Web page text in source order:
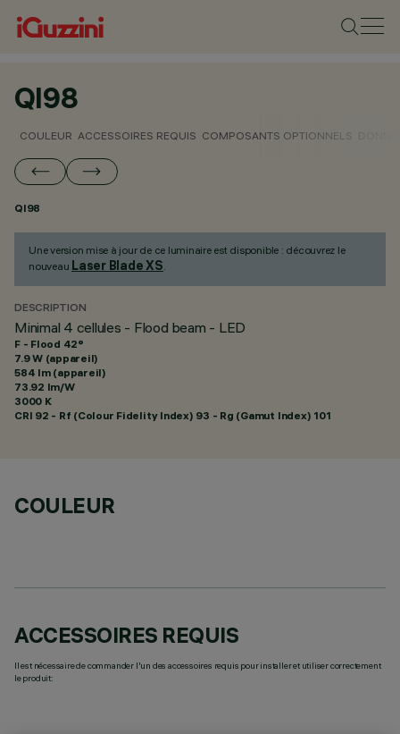
QI98
COULEUR ACCESSOIRES REQUIS COMPOSANTS OPTIONNELS
QI98
Une version mise à jour de ce luminaire est disponible : découvrez le
nouveau Laser Blade XS.
DESCRIPTION
Minimal 4 cellules - Flood beam - LED
F - Flood 42°
7.9 W (appareil)
584 lm (appareil)
73.92 lm/W
3000 K
CRI 92 - Rf (Colour Fidelity Index) 93 - Rg (Gamut Index) 101
COULEUR
ACCESSOIRES REQUIS
Il est nécessaire de commander l'un des accessoires requis pour installer et utiliser correctement
le produit: